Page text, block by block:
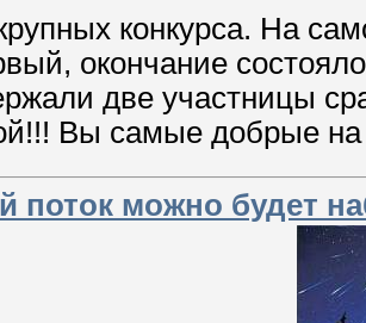
конкурса. На
окончание
две участницы
Вы самые добрые
поток можно будет